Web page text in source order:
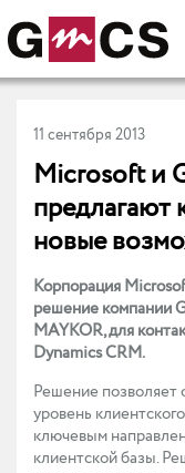
11 сентября 2013
Microsoft и
предлагают
новые
Корпорация
решение компании
MAYKOR, для
Dynamics CRM.
Решение позволяет
уровень
ключевым
клиентской базы.